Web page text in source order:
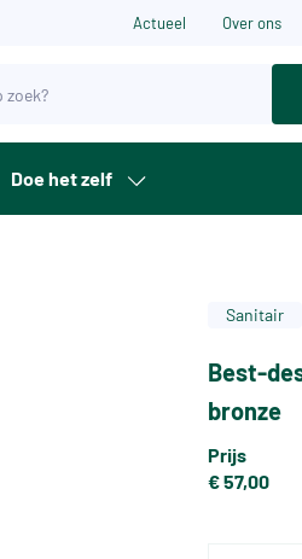
Actueel Over ons
Doe het zelf
Sanitair
Best-
bronze
Prijs
€ 57,00